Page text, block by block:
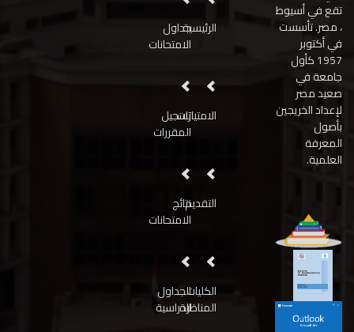
تقع في أسيوط
، مصر. تأسست
في أكتوبر
1957 كأول
جامعة في
صعيد مصر
لإعداد الخريجين
بأصول
المعرفة
العلمية.
الرئيسيةجداول
الامتحانات
الامتيازاتتسجيل
المقررات
التقديمنتائج
الامتحانات
الكليات
المناظرة
الجداول
الدراسية